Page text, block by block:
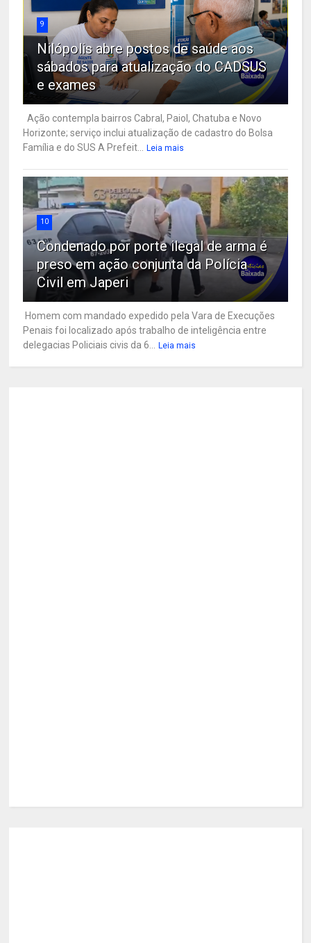
9
Nilópolis abre postos de saúde aos
sábados para atualização do CADSUS
e exames
Ação contempla bairros Cabral, Paiol, Chatuba e Novo
Horizonte; serviço inclui atualização de cadastro do Bolsa
Família e do SUS A Prefeit...
Leia mais
10
Condenado por porte ilegal de arma é
preso em ação conjunta da Polícia
Civil em Japeri
Homem com mandado expedido pela Vara de Execuções
Penais foi localizado após trabalho de inteligência entre
delegacias Policiais civis da 6...
Leia mais